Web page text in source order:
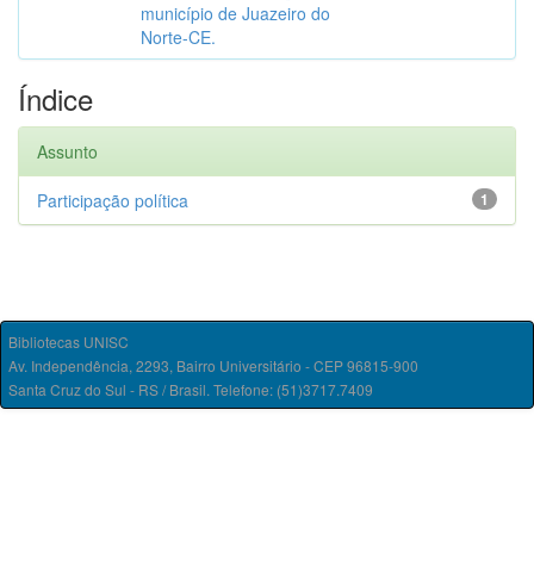
município de Juazeiro do
Norte-CE.
Índice
Assunto
1
Participação política
Bibliotecas UNISC
Av. Independência, 2293, Bairro Universitário - CEP 96815-900
Santa Cruz do Sul - RS / Brasil. Telefone: (51)3717.7409